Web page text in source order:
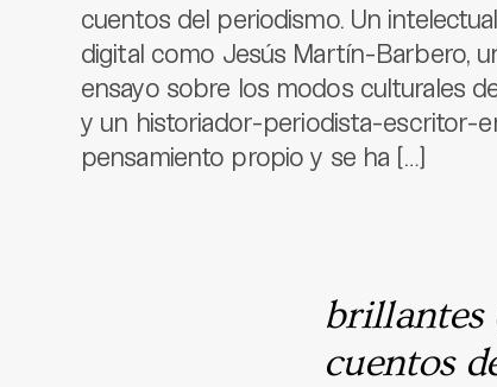
cuentos del periodismo. Un
digital como Jesús Martín-Barbero,
ensayo sobre los modos culturales
y un historiador-periodista-escritor-
pensamiento propio y se ha […]
brillantes
cuentos